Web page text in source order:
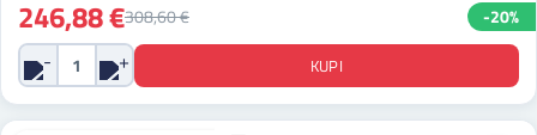
246,88 €308,60 € -20%